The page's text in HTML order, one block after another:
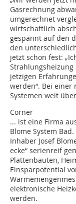
Gasrechnung
umgerechnet
wirtschaftlich
gespannt auf den
den
jetzt schon fest:
jetzigen
werden“. Bei einer
Systemen weit
Corner
... ist eine Firma
Blome System
Inhaber Josef
ecke“ serienreif
Plattenbauten,
Einsparpotential
elektronische
werden.